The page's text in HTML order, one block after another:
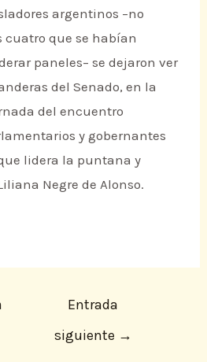
argentinos –no
cuatro que se habían
paneles– se dejaron ver
del Senado, en la
del encuentro
y gobernantes
lidera la puntana y
Negre de Alonso.
Entrada
siguiente →